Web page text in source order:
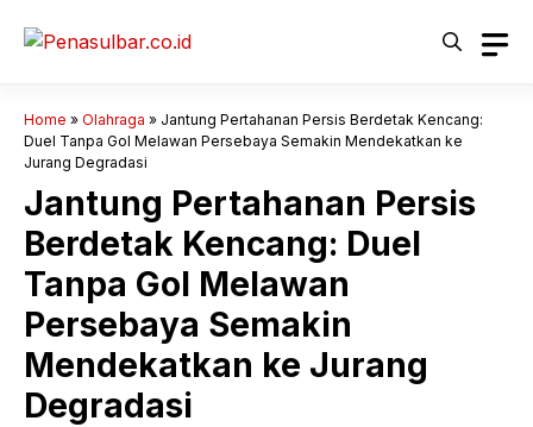
Home » Olahraga » Jantung Pertahanan Persis Berdetak Kencang:
Duel Tanpa Gol Melawan Persebaya Semakin Mendekatkan ke
Jurang Degradasi
Jantung Pertahanan Persis
Berdetak Kencang: Duel
Tanpa Gol Melawan
Persebaya Semakin
Mendekatkan ke Jurang
Degradasi